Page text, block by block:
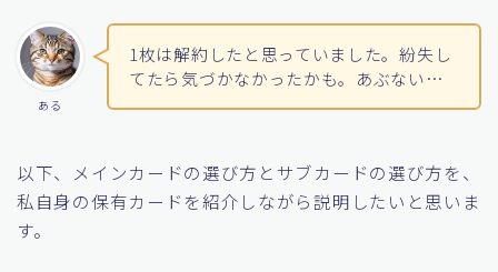
ある
1枚は解約したと思っていました。紛失し
てたら気づかなかったかも。あぶない…
以下、メインカードの選び方とサブカードの選び方を、
私自身の保有カードを紹介しながら説明したいと思いま
す。